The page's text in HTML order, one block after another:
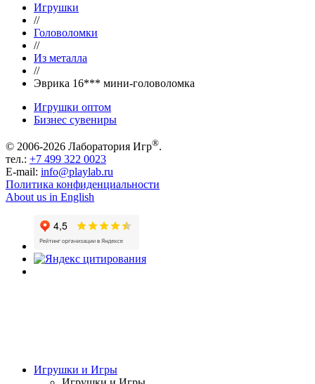
Игрушки
//
Головоломки
//
Из металла
//
Эврика 16*** мини-головоломка
Игрушки оптом
Бизнес сувениры
© 2006-2026 Лаборатория Игр®.
тел.: +7 499 322 0023
E-mail: info@playlab.ru
Политика конфиденциальности
About us in English
Игрушки и Игры